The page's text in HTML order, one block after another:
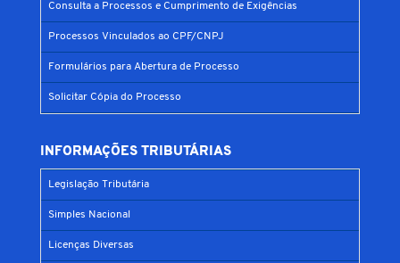
Consulta a Processos e Cumprimento de Exigências
Processos Vinculados ao CPF/CNPJ
Formulários para Abertura de Processo
Solicitar Cópia do Processo
INFORMAÇÕES TRIBUTÁRIAS
Legislação Tributária
Simples Nacional
Licenças Diversas